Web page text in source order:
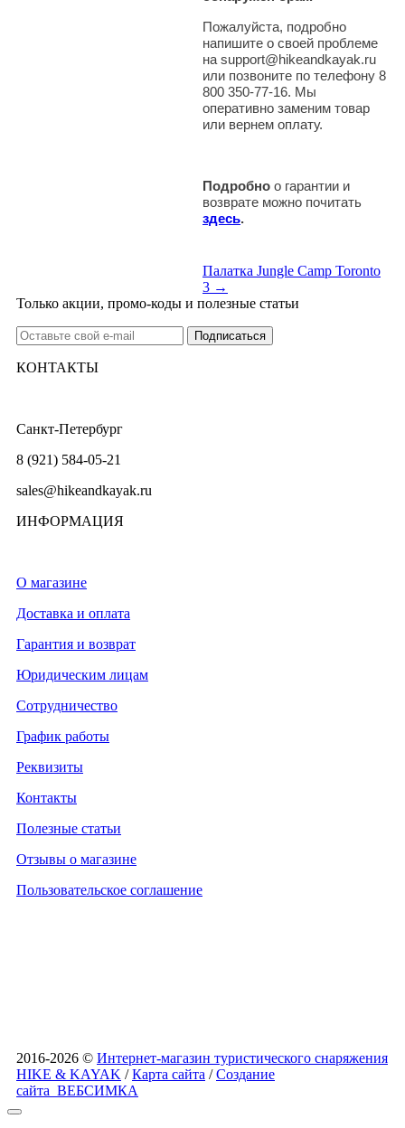
Пожалуйста, подробно
напишите о своей проблеме
на support@hikeandkayak.ru
или позвоните по телефону 8
800 350-77-16. Мы
оперативно заменим товар
или вернем оплату.
Подробно о гарантии и
возврате можно почитать
здесь.
Палатка Jungle Camp Toronto
3 →
Только акции, промо-коды и полезные статьи
КОНТАКТЫ
Санкт-Петербург
8 (921) 584-05-21
sales@hikeandkayak.ru
ИНФОРМАЦИЯ
О магазине
Доставка и оплата
Гарантия и возврат
Юридическим лицам
Сотрудничество
График работы
Реквизиты
Контакты
Полезные статьи
Отзывы о магазине
Пользовательское соглашение
2016-2026 © Интернет-магазин туристического снаряжения
HIKE & KAYAK /Карта сайта /Создание
сайта ВЕБСИМКА